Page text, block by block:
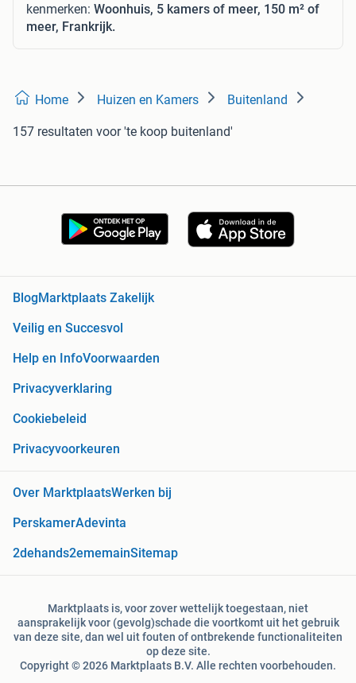
kenmerken: Woonhuis, 5 kamers of meer, 150 m² of
meer, Frankrijk.
Home Huizen en Kamers Buitenland
157 resultaten voor 'te koop buitenland'
BlogMarktplaats Zakelijk
Veilig en Succesvol
Help en InfoVoorwaarden
Privacyverklaring
Cookiebeleid
Privacyvoorkeuren
Over MarktplaatsWerken bij
PerskamerAdevinta
2dehands2ememainSitemap
Marktplaats is, voor zover wettelijk toegestaan, niet
aansprakelijk voor (gevolg)schade die voortkomt uit het gebruik
van deze site, dan wel uit fouten of ontbrekende functionaliteiten
op deze site.
Copyright © 2026 Marktplaats B.V. Alle rechten voorbehouden.